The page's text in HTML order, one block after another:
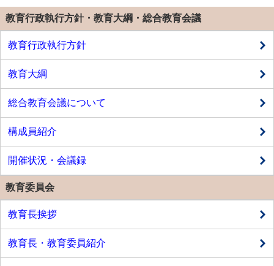
教育行政執行方針・教育大綱・総合教育会議
教育行政執行方針
教育大綱
総合教育会議について
構成員紹介
開催状況・会議録
教育委員会
教育長挨拶
教育長・教育委員紹介